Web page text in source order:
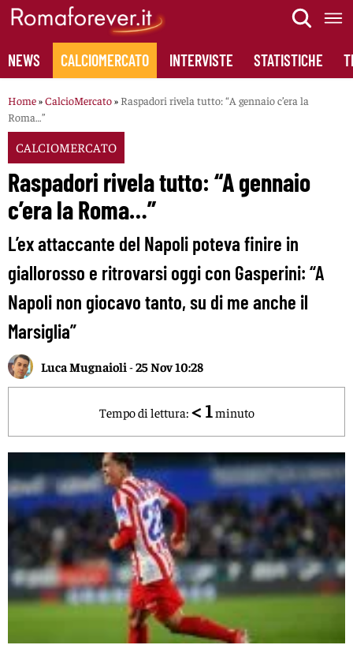
Skip
content
NEWS CALCIOMERCATO INTERVISTE STATISTICHE
Home»CalcioMercato» Raspadori rivela tutto: “A gennaio c’era la
Roma…”
CALCIOMERCATO
Raspadori rivela tutto: “A gennaio
c’era la Roma…”
L’ex attaccante del Napoli poteva finire in
giallorosso e ritrovarsi oggi con Gasperini: “A
Napoli non giocavo tanto, su di me anche il
Marsiglia”
Luca Mugnaioli -25 Nov 10:28
Tempo di lettura: < 1 minuto